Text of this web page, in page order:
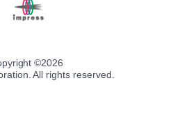
©2026
All rights reserved.